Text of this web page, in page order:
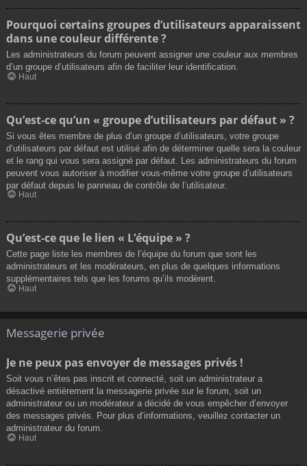
Pourquoi certains groupes d’utilisateurs apparaissent
dans une couleur différente ?
Les administrateurs du forum peuvent assigner une couleur aux membres
d’un groupe d’utilisateurs afin de faciliter leur identification.
Haut
Qu’est-ce qu’un « groupe d’utilisateurs par défaut » ?
Si vous êtes membre de plus d’un groupe d’utilisateurs, votre groupe
d’utilisateurs par défaut est utilisé afin de déterminer quelle sera la couleur
et le rang qui vous sera assigné par défaut. Les administrateurs du forum
peuvent vous autoriser à modifier vous-même votre groupe d’utilisateurs
par défaut depuis le panneau de contrôle de l’utilisateur.
Haut
Qu’est-ce que le lien « L’équipe » ?
Cette page liste les membres de l’équipe du forum que sont les
administrateurs et les modérateurs, en plus de quelques informations
supplémentaires tels que les forums qu’ils modèrent.
Haut
Messagerie privée
Je ne peux pas envoyer de messages privés !
Soit vous n’êtes pas inscrit et connecté, soit un administrateur a
désactivé entièrement la messagerie privée sur le forum, soit un
administrateur ou un modérateur a décidé de vous empêcher d’envoyer
des messages privés. Pour plus d’informations, veuillez contacter un
administrateur du forum.
Haut